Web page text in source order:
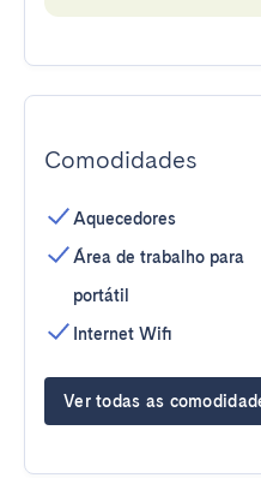
Comodidades
Aquecedores
Área de trabalho para
portátil
Internet Wifi
Ver todas as